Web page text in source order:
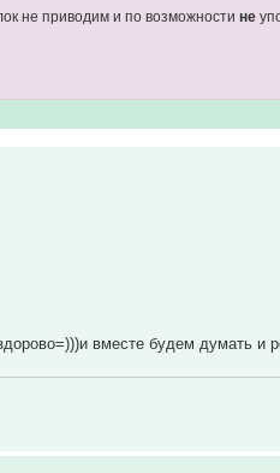
не приводим и по возможностине
вместе будем думать и